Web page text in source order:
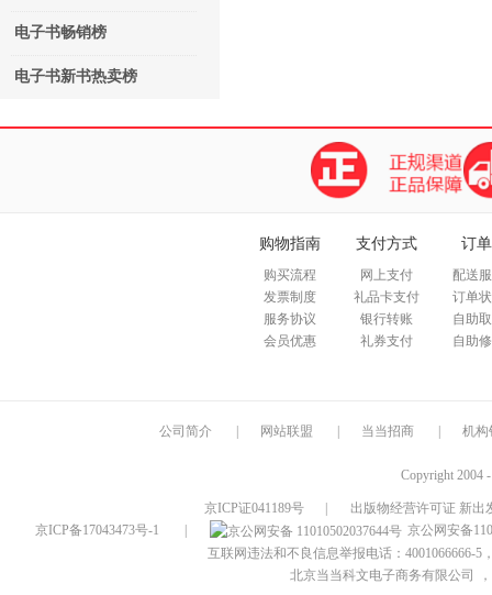
电子书畅销榜
电子书新书热卖榜
购物指南
购买流程
发票制度
服务协议
会员优惠
支付方式
网上支付
礼品卡支付
银行转账
礼券支付
订
配送
订单
自助
自助
公司简介 网站联盟 当当招商 机构
Copyright 2004
京ICP证041189号
出版物经营许可证 新出
京ICP备17043473号-1
京公网安备
互联网违法和不良信息举报电话：4001066666-5
北京当当科文电子商务有限公司